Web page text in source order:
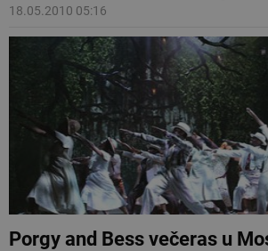
18.05.2010 05:16
Porgy and Bess večeras u